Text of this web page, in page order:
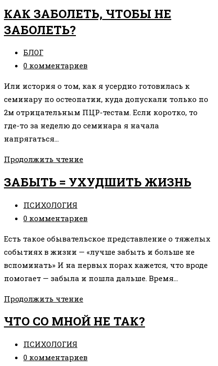
СТРАХА
ВСТРЕЧУ
КАК ЗАБОЛЕТЬ, ЧТОБЫ НЕ
ЗАБОЛЕТЬ?
Рубрика
записи:
БЛОГ
Комментарии
записи:
0 комментариев
Или история о том, как я усердно готовилась к
семинару по остеопатии, куда допускали только по
2м отрицательным ПЦР-тестам. Если коротко, то
где-то за неделю до семинара я начала
напрягаться…
Продолжить чтениеКАК
ЧТОБЫ
ЗАБЫТЬ = УХУДШИТЬ ЖИЗНЬ
Рубрика
записи:
ПСИХОЛОГИЯ
Комментарии
записи:
0 комментариев
Есть такое обывательское представление о тяжелых
событиях в жизни — «лучше забыть и больше не
вспоминать» И на первых порах кажется, что вроде
помогает — забыла и пошла дальше. Время…
Продолжить чтениеЗАБЫТЬ
УХУДШИТЬ
ЧТО СО МНОЙ НЕ ТАК?
Рубрика
записи:
ПСИХОЛОГИЯ
Комментарии
0 комментариев